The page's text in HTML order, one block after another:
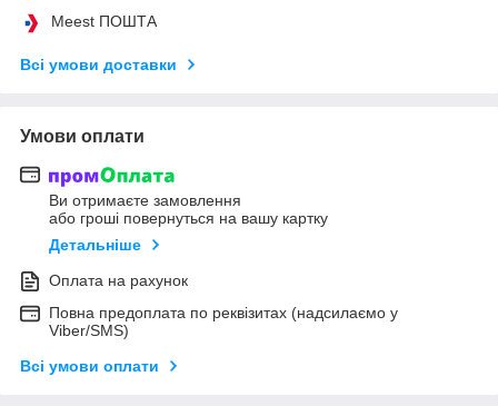
Meest ПОШТА
Всі умови доставки
Умови оплати
Ви отримаєте замовлення
або гроші повернуться на вашу картку
Детальніше
Оплата на рахунок
Повна предоплата по реквізитах (надсилаємо у
Viber/SMS)
Всі умови оплати